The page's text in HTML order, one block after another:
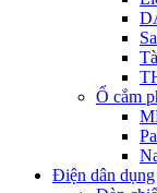
Ổ cắm
Điện dân dụng